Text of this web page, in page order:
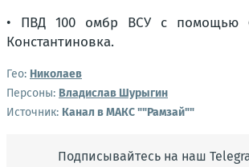
• ПВД 100 омбр ВСУ с помощью
Константиновка.
Гео: Николаев
Персоны: Владислав Шурыгин
Источник: Канал в МАКС ""Рамзай""
Подписывайтесь на наш